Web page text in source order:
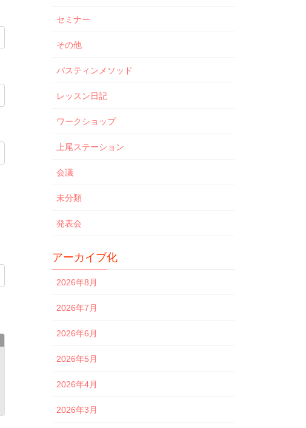
セミナー
その他
バスティンメソッド
レッスン日記
ワークショップ
上尾ステーション
会議
未分類
発表会
アーカイブ化
2026年8月
2026年7月
2026年6月
2026年5月
2026年4月
2026年3月